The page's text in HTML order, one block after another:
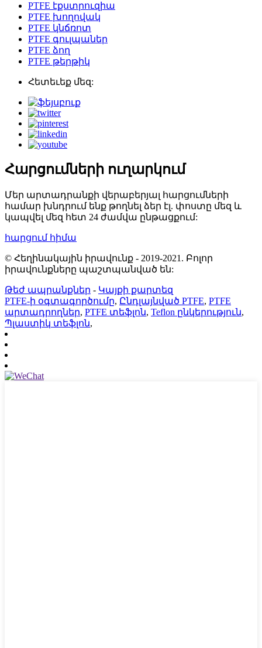
PTFE էքստրուզիա
PTFE խողովակ
PTFE կնճռոտ
PTFE գուլպաներ
PTFE ձող
PTFE թերթիկ
Հետեւեք մեզ:
Հարցումների ուղարկում
Մեր արտադրանքի վերաբերյալ հարցումների
համար խնդրում ենք թողնել ձեր էլ. փոստը մեզ և
կապվել մեզ հետ 24 ժամվա ընթացքում:
հարցում հիմա
© Հեղինակային իրավունք - 2019-2021. Բոլոր
իրավունքները պաշտպանված են:
Թեժ ապրանքներ - Կայքի քարտեզ
PTFE-ի օգտագործումը, Ընդլայնված PTFE, PTFE
արտադրողներ, PTFE տեֆլոն, Teflon ընկերություն,
Պլաստիկ տեֆլոն,